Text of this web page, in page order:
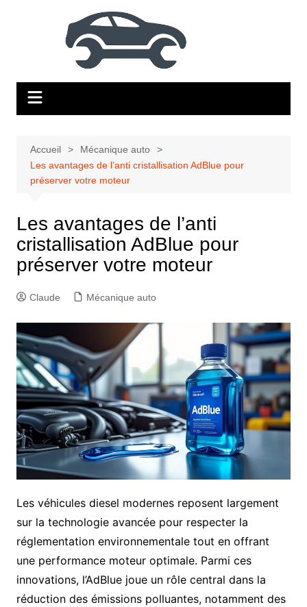
Accueil
Mécanique auto
Les avantages de l’anti cristallisation AdBlue pour
préserver votre moteur
Les avantages de l’anti
cristallisation AdBlue pour
préserver votre moteur
Claude Mécanique auto
Les véhicules diesel modernes reposent largement
sur la technologie avancée pour respecter la
réglementation environnementale tout en offrant
une performance moteur optimale. Parmi ces
innovations, l’AdBlue joue un rôle central dans la
réduction des émissions polluantes, notamment des